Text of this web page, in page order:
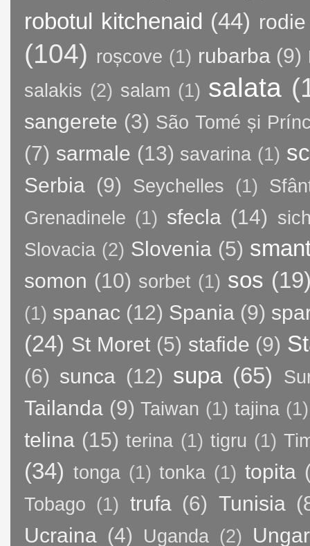
robotul kitchenaid (44) rodie
(104) roșcove (1) rubarba (9)
salakis (2) salam (1) salata
sangerete (3) São Tomé și
(7) sarmale (13) savarina (1)
Serbia (9) Seychelles (1)
Grenadinele (1) sfecla (14)
Slovacia (2) Slovenia (5)
somon (10) sorbet (1) sos
(1) spanac (12) Spania (9)
(24) St Moret (5) stafide (9)
(6) sunca (12) supa (65)
Tailanda (9) Taiwan (1) tajina (1)
telina (15) terina (1) tigru (1)
(34) tonga (1) tonka (1) topita
Tobago (1) trufa (6) Tunisia
Ucraina (4) Uganda (2)